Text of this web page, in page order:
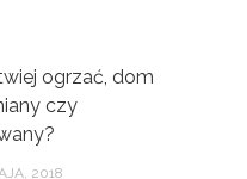
ogrzać, dom
czy
2018